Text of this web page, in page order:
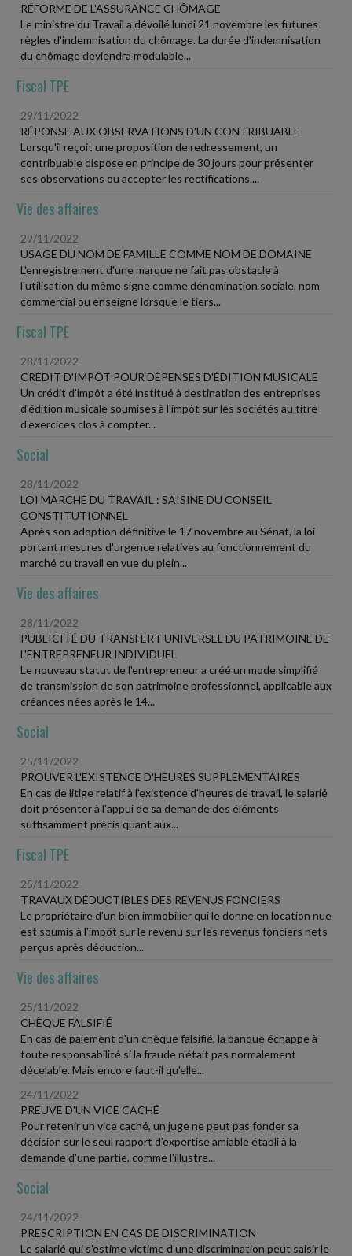
RÉFORME DE L'ASSURANCE CHÔMAGE
Le ministre du Travail a dévoilé lundi 21 novembre les futures
règles d'indemnisation du chômage. La durée d'indemnisation
du chômage deviendra modulable...
Fiscal TPE
29/11/2022
RÉPONSE AUX OBSERVATIONS D'UN CONTRIBUABLE
Lorsqu'il reçoit une proposition de redressement, un
contribuable dispose en principe de 30 jours pour présenter
ses observations ou accepter les rectifications....
Vie des affaires
29/11/2022
USAGE DU NOM DE FAMILLE COMME NOM DE DOMAINE
L'enregistrement d'une marque ne fait pas obstacle à
l'utilisation du même signe comme dénomination sociale, nom
commercial ou enseigne lorsque le tiers...
Fiscal TPE
28/11/2022
CRÉDIT D'IMPÔT POUR DÉPENSES D'ÉDITION MUSICALE
Un crédit d'impôt a été institué à destination des entreprises
d'édition musicale soumises à l'impôt sur les sociétés au titre
d'exercices clos à compter...
Social
28/11/2022
LOI MARCHÉ DU TRAVAIL : SAISINE DU CONSEIL
CONSTITUTIONNEL
Après son adoption définitive le 17 novembre au Sénat, la loi
portant mesures d'urgence relatives au fonctionnement du
marché du travail en vue du plein...
Vie des affaires
28/11/2022
PUBLICITÉ DU TRANSFERT UNIVERSEL DU PATRIMOINE DE
L'ENTREPRENEUR INDIVIDUEL
Le nouveau statut de l'entrepreneur a créé un mode simplifié
de transmission de son patrimoine professionnel, applicable aux
créances nées après le 14...
Social
25/11/2022
PROUVER L'EXISTENCE D'HEURES SUPPLÉMENTAIRES
En cas de litige relatif à l'existence d'heures de travail, le salarié
doit présenter à l'appui de sa demande des éléments
suffisamment précis quant aux...
Fiscal TPE
25/11/2022
TRAVAUX DÉDUCTIBLES DES REVENUS FONCIERS
Le propriétaire d'un bien immobilier qui le donne en location nue
est soumis à l'impôt sur le revenu sur les revenus fonciers nets
perçus après déduction...
Vie des affaires
25/11/2022
CHÈQUE FALSIFIÉ
En cas de paiement d'un chèque falsifié, la banque échappe à
toute responsabilité si la fraude n'était pas normalement
décelable. Mais encore faut-il qu'elle...
24/11/2022
PREUVE D'UN VICE CACHÉ
Pour retenir un vice caché, un juge ne peut pas fonder sa
décision sur le seul rapport d'expertise amiable établi à la
demande d'une partie, comme l'illustre...
Social
24/11/2022
PRESCRIPTION EN CAS DE DISCRIMINATION
Le salarié qui s'estime victime d'une discrimination peut saisir le